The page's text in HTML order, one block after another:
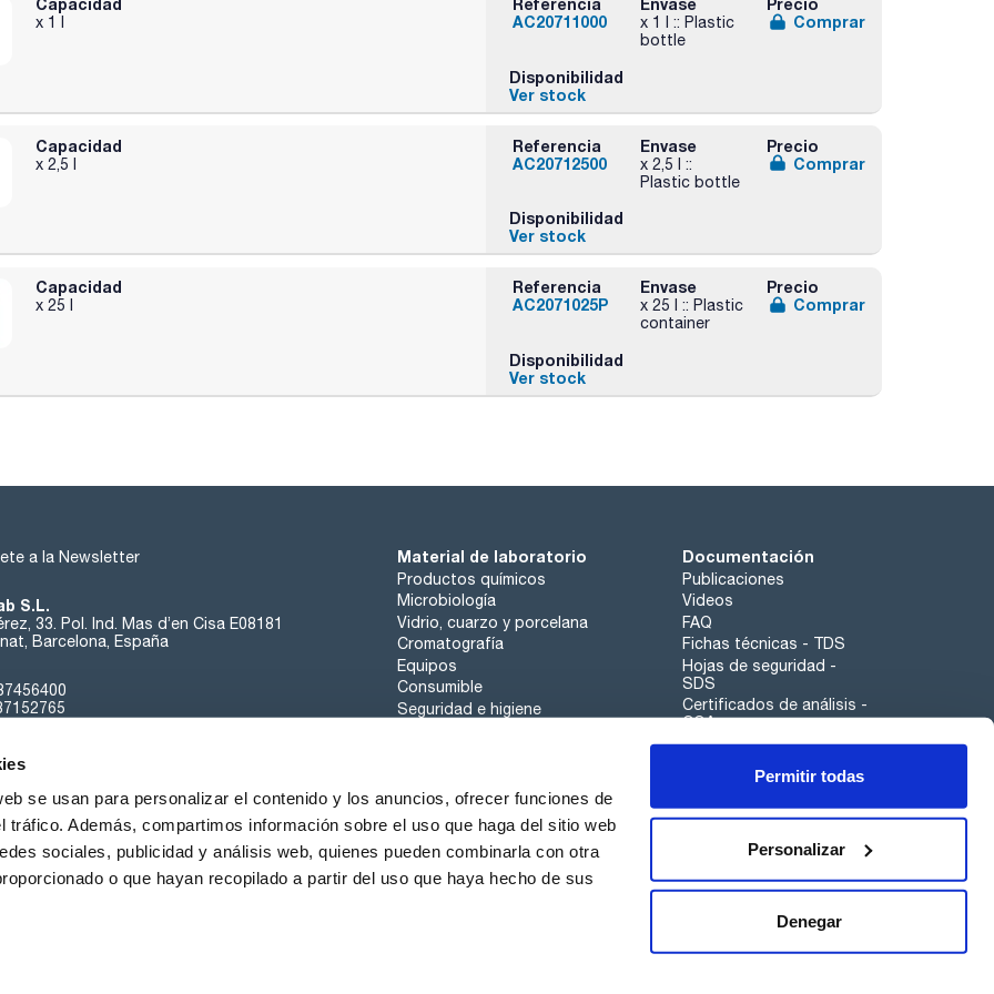
se usan para personalizar el contenido y los anuncios, ofrecer funciones de
tráfico. Además, compartimos información sobre el uso que haga del sitio web
sociales, publicidad y análisis web, quienes pueden combinarla con otra
o que hayan recopilado a partir del uso que haya hecho de sus
Permitir todas
Personalizar
Denegar
Capacidad
x 1 l
Referencia
AC20711000
Envase
x 1 l :: Plastic
bottle
Precio
Comprar
Disponibilidad
Ver stock
Capacidad
x 2,5 l
Referencia
AC20712500
Envase
x 2,5 l ::
Plastic bottle
Precio
Comprar
Disponibilidad
Ver stock
Capacidad
x 25 l
Referencia
AC2071025P
Envase
x 25 l :: Plastic
container
Precio
Comprar
Disponibilidad
Ver stock
a la Newsletter
S.L.
33. Pol. Ind. Mas d’en Cisa E08181
Barcelona, España
Material de laboratorio
Productos químicos
Microbiología
Vidrio, cuarzo y porcelana
Cromatografía
Equipos
Consumible
Seguridad e higiene
Documentación
Publicaciones
Videos
FAQ
Fichas técnicas - TDS
Hojas de seguridad -
SDS
Certificados de análisis -
COA
Aplicaciones
Canal de denuncias
Sobre nosotros Contacta